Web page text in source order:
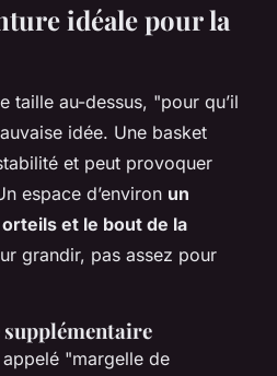
idéale pour la
taille au-dessus, "pour qu’il
idée. Une basket
et peut provoquer
espace d’environ un
et le bout de la
grandir, pas assez pour
supplémentaire
"margelle de